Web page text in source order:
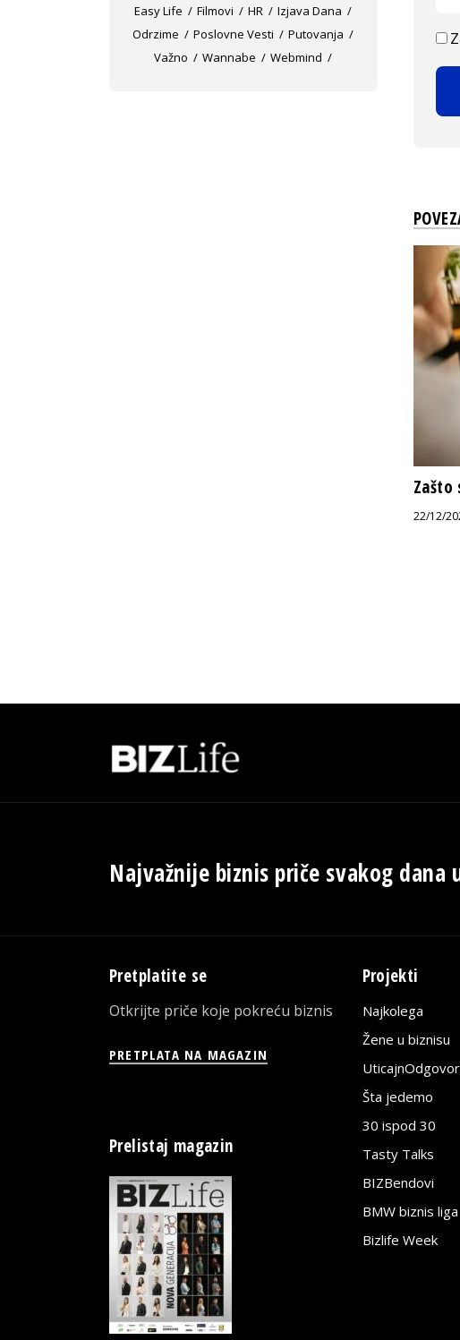
Zašto
22/12/
Easy Life
Filmovi HR
Izjava Dana
Odrzime
Poslovne Vesti
Putovanja
Važno
Wannabe Webmind
Najvažnije biznis priče svakog dana
Pretplatite se
Otkrijte priče koje pokreću biznis
PRETPLATA NA MAGAZIN
Prelistaj magazin
Projekti
Najkolega
Žene u biznisu
Šta jedemo
30 ispod 30
Tasty Talks
BIZBendovi
BMW biznis liga
Bizlife Week